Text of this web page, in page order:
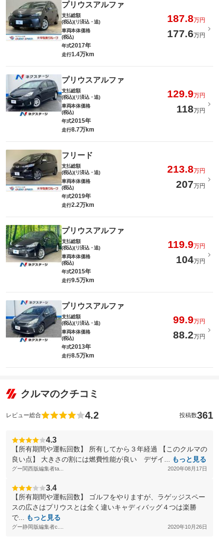
プリウスアルファ
支払総額
(税込)(リ済込・追)
187.8万円
車両本体価格
(税込)
177.6万円
年式2017年
走行1.4万km
プリウスアルファ
支払総額
(税込)(リ済込・追)
129.9万円
車両本体価格
(税込)
118万円
年式2015年
走行8.7万km
フリード
支払総額
(税込)(リ済込・追)
213.8万円
車両本体価格
(税込)
207万円
年式2019年
走行2.2万km
プリウスアルファ
支払総額
(税込)(リ済込・追)
119.9万円
車両本体価格
(税込)
104万円
年式2015年
走行9.5万km
プリウスアルファ
支払総額
(税込)(リ済込・追)
99.9万円
車両本体価格
(税込)
88.2万円
年式2013年
走行8.5万km
クルマのクチコミ
レビュー総合 4.2 投稿数361
4.3
【所有期間や運転回数】 所有してから３年経過 【このクルマの
良い点】 大きさの割には燃費性能が良い デザイ...
もっと見る
グー関西版編集者ta... 2020年08月17日
3.4
【所有期間や運転回数】 ゴルフをやりますが、ラゲッジスペー
スの広さはプリウスとは全く違いキャディバッグ４つは楽勝
で...
もっと見る
グー静岡版編集者c.... 2020年10月26日